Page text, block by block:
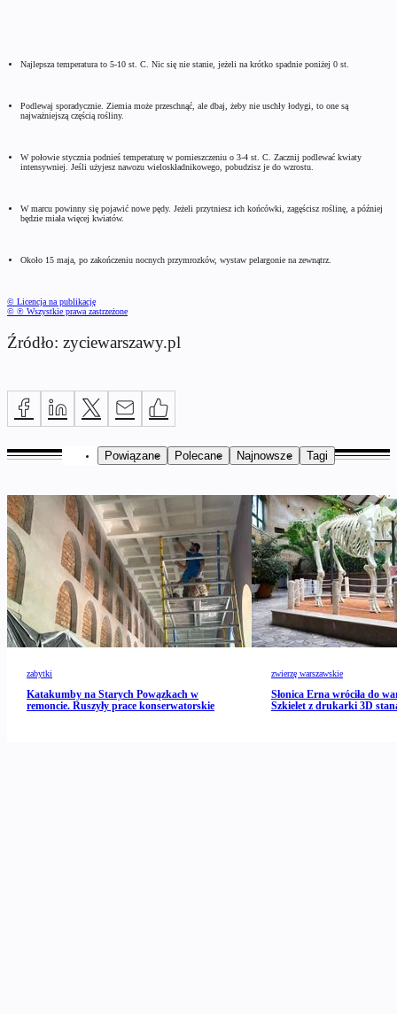
Najlepsza temperatura to 5-10 st. C. Nic się nie stanie, jeżeli na krótko spadnie poniżej 0 st.
Podlewaj sporadycznie. Ziemia może przeschnąć, ale dbaj, żeby nie uschły łodygi, to one są
najważniejszą częścią rośliny.
W połowie stycznia podnieś temperaturę w pomieszczeniu o 3-4 st. C. Zacznij podlewać kwiaty
intensywniej. Jeśli użyjesz nawozu wieloskładnikowego, pobudzisz je do wzrostu.
W marcu powinny się pojawić nowe pędy. Jeżeli przytniesz ich końcówki, zagęścisz roślinę, a później
będzie miała więcej kwiatów.
Około 15 maja, po zakończeniu nocnych przymrozków, wystaw pelargonie na zewnątrz.
© Licencja na publikację
© ℗ Wszystkie prawa zastrzeżone
Źródło: zyciewarszawy.pl
Powiązane Polecane Najnowsze Tagi
zabytki
Katakumby na Starych Powązkach w
remoncie. Ruszyły prace konserwatorskie
zwierzę warszawskie
Słonica Erna wróciła do
Szkielet z drukarki 3D